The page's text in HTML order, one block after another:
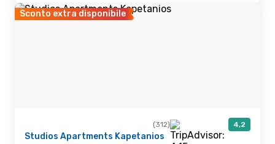
Sconto extra disponibile
(312) 4,2
Studios Apartments Kapetanios